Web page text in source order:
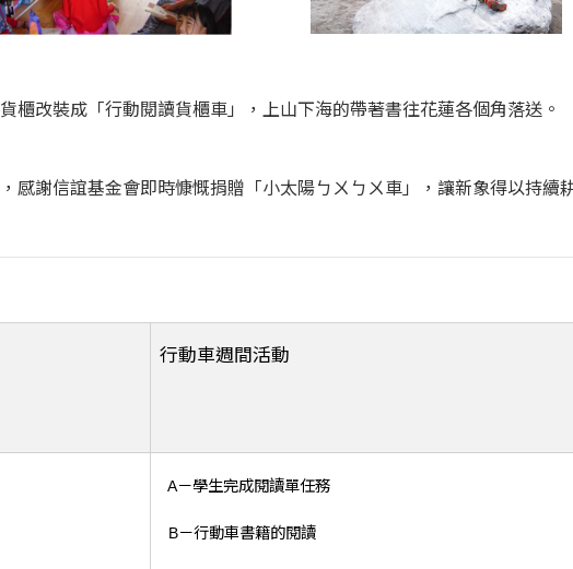
櫃改裝成「行動閱讀貨櫃車」，上山下海的帶著書往花蓮各個角落送。
感謝信誼基金會即時慷慨捐贈「小太陽ㄅㄨㄅㄨ車」，讓新象得以持續
行動車週間活動
A－學生完成閱讀單任務
B－行動車書籍的閱讀